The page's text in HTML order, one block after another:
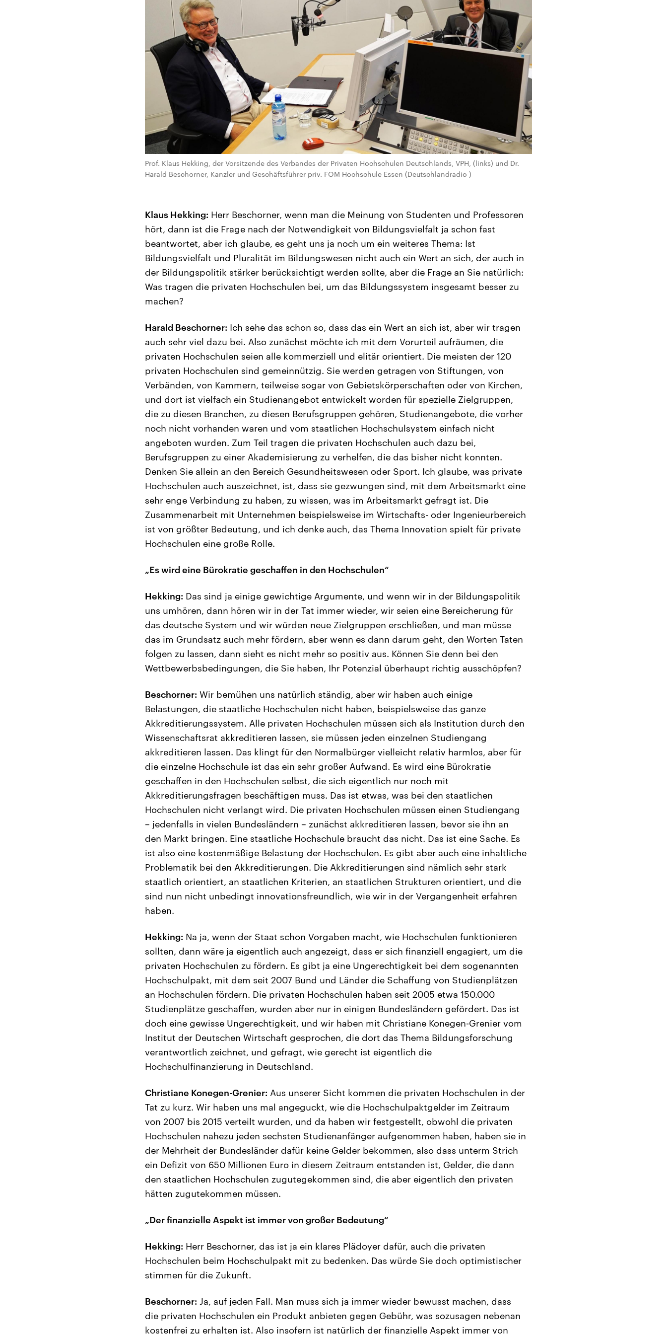
Prof. Klaus Hekking, der Vorsitzende des Verbandes der Privaten Hochschulen Deutschlands, VPH, (links) und Dr.
Harald Beschorner, Kanzler und Geschäftsführer priv. FOM Hochschule Essen (Deutschlandradio )
Klaus Hekking: Herr Beschorner, wenn man die Meinung von Studenten und Professoren
hört, dann ist die Frage nach der Notwendigkeit von Bildungsvielfalt ja schon fast
beantwortet, aber ich glaube, es geht uns ja noch um ein weiteres Thema: Ist
Bildungsvielfalt und Pluralität im Bildungswesen nicht auch ein Wert an sich, der auch in
der Bildungspolitik stärker berücksichtigt werden sollte, aber die Frage an Sie natürlich:
Was tragen die privaten Hochschulen bei, um das Bildungssystem insgesamt besser zu
machen?
Harald Beschorner: Ich sehe das schon so, dass das ein Wert an sich ist, aber wir tragen
auch sehr viel dazu bei. Also zunächst möchte ich mit dem Vorurteil aufräumen, die
privaten Hochschulen seien alle kommerziell und elitär orientiert. Die meisten der 120
privaten Hochschulen sind gemeinnützig. Sie werden getragen von Stiftungen, von
Verbänden, von Kammern, teilweise sogar von Gebietskörperschaften oder von Kirchen,
und dort ist vielfach ein Studienangebot entwickelt worden für spezielle Zielgruppen,
die zu diesen Branchen, zu diesen Berufsgruppen gehören, Studienangebote, die vorher
noch nicht vorhanden waren und vom staatlichen Hochschulsystem einfach nicht
angeboten wurden. Zum Teil tragen die privaten Hochschulen auch dazu bei,
Berufsgruppen zu einer Akademisierung zu verhelfen, die das bisher nicht konnten.
Denken Sie allein an den Bereich Gesundheitswesen oder Sport. Ich glaube, was private
Hochschulen auch auszeichnet, ist, dass sie gezwungen sind, mit dem Arbeitsmarkt eine
sehr enge Verbindung zu haben, zu wissen, was im Arbeitsmarkt gefragt ist. Die
Zusammenarbeit mit Unternehmen beispielsweise im Wirtschafts- oder Ingenieurbereich
ist von größter Bedeutung, und ich denke auch, das Thema Innovation spielt für private
Hochschulen eine große Rolle.
„Es wird eine Bürokratie geschaffen in den Hochschulen“
Hekking: Das sind ja einige gewichtige Argumente, und wenn wir in der Bildungspolitik
uns umhören, dann hören wir in der Tat immer wieder, wir seien eine Bereicherung für
das deutsche System und wir würden neue Zielgruppen erschließen, und man müsse
das im Grundsatz auch mehr fördern, aber wenn es dann darum geht, den Worten Taten
folgen zu lassen, dann sieht es nicht mehr so positiv aus. Können Sie denn bei den
Wettbewerbsbedingungen, die Sie haben, Ihr Potenzial überhaupt richtig ausschöpfen?
Beschorner: Wir bemühen uns natürlich ständig, aber wir haben auch einige
Belastungen, die staatliche Hochschulen nicht haben, beispielsweise das ganze
Akkreditierungssystem. Alle privaten Hochschulen müssen sich als Institution durch den
Wissenschaftsrat akkreditieren lassen, sie müssen jeden einzelnen Studiengang
akkreditieren lassen. Das klingt für den Normalbürger vielleicht relativ harmlos, aber für
die einzelne Hochschule ist das ein sehr großer Aufwand. Es wird eine Bürokratie
geschaffen in den Hochschulen selbst, die sich eigentlich nur noch mit
Akkreditierungsfragen beschäftigen muss. Das ist etwas, was bei den staatlichen
Hochschulen nicht verlangt wird. Die privaten Hochschulen müssen einen Studiengang
– jedenfalls in vielen Bundesländern – zunächst akkreditieren lassen, bevor sie ihn an
den Markt bringen. Eine staatliche Hochschule braucht das nicht. Das ist eine Sache. Es
ist also eine kostenmäßige Belastung der Hochschulen. Es gibt aber auch eine inhaltliche
Problematik bei den Akkreditierungen. Die Akkreditierungen sind nämlich sehr stark
staatlich orientiert, an staatlichen Kriterien, an staatlichen Strukturen orientiert, und die
sind nun nicht unbedingt innovationsfreundlich, wie wir in der Vergangenheit erfahren
haben.
Hekking: Na ja, wenn der Staat schon Vorgaben macht, wie Hochschulen funktionieren
sollten, dann wäre ja eigentlich auch angezeigt, dass er sich finanziell engagiert, um die
privaten Hochschulen zu fördern. Es gibt ja eine Ungerechtigkeit bei dem sogenannten
Hochschulpakt, mit dem seit 2007 Bund und Länder die Schaffung von Studienplätzen
an Hochschulen fördern. Die privaten Hochschulen haben seit 2005 etwa 150.000
Studienplätze geschaffen, wurden aber nur in einigen Bundesländern gefördert. Das ist
doch eine gewisse Ungerechtigkeit, und wir haben mit Christiane Konegen-Grenier vom
Institut der Deutschen Wirtschaft gesprochen, die dort das Thema Bildungsforschung
verantwortlich zeichnet, und gefragt, wie gerecht ist eigentlich die
Hochschulfinanzierung in Deutschland.
Christiane Konegen-Grenier: Aus unserer Sicht kommen die privaten Hochschulen in der
Tat zu kurz. Wir haben uns mal angeguckt, wie die Hochschulpaktgelder im Zeitraum
von 2007 bis 2015 verteilt wurden, und da haben wir festgestellt, obwohl die privaten
Hochschulen nahezu jeden sechsten Studienanfänger aufgenommen haben, haben sie in
der Mehrheit der Bundesländer dafür keine Gelder bekommen, also dass unterm Strich
ein Defizit von 650 Millionen Euro in diesem Zeitraum entstanden ist, Gelder, die dann
den staatlichen Hochschulen zugutegekommen sind, die aber eigentlich den privaten
hätten zugutekommen müssen.
„Der finanzielle Aspekt ist immer von großer Bedeutung“
Hekking: Herr Beschorner, das ist ja ein klares Plädoyer dafür, auch die privaten
Hochschulen beim Hochschulpakt mit zu bedenken. Das würde Sie doch optimistischer
stimmen für die Zukunft.
Beschorner: Ja, auf jeden Fall. Man muss sich ja immer wieder bewusst machen, dass
die privaten Hochschulen ein Produkt anbieten gegen Gebühr, was sozusagen nebenan
kostenfrei zu erhalten ist. Also insofern ist natürlich der finanzielle Aspekt immer von